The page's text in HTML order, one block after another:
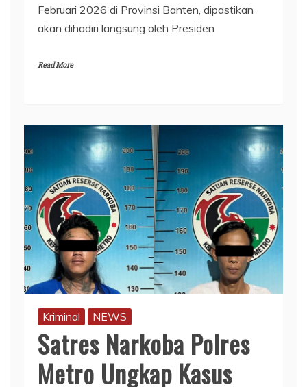
Februari 2026 di Provinsi Banten, dipastikan
akan dihadiri langsung oleh Presiden
Read More
Kriminal NEWS
Satres Narkoba Polres
Metro Ungkap Kasus